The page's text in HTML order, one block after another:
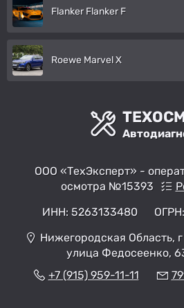
Flanker Flanker F
Roewe Marvel X
ООО «ТехЭксперт» -
осмотра №15393
ИНН: 5263133480
Нижегородская Область,
улица Федосеенко,
+7 (915) 959-11-11